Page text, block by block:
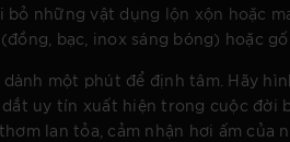
bỏ những vật dụng lộn xộn hoặc
bạc, inox sáng bóng) hoặc
một phút để định tâm. Hãy
uy tín xuất hiện trong cuộc đời
lan tỏa, cảm nhận hơi ấm của